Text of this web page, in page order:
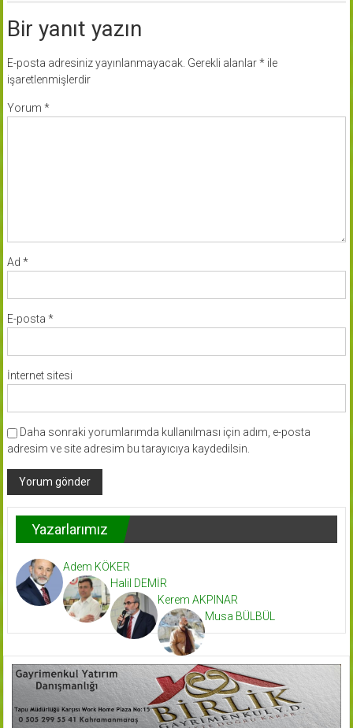
Bir yanıt yazın
E-posta adresiniz yayınlanmayacak. Gerekli alanlar*ile
işaretlenmişlerdir
Yorum *
Ad *
E-posta *
İnternet sitesi
Daha sonraki yorumlarımda kullanılması için adım, e-posta
adresim ve site adresim bu tarayıcıya kaydedilsin.
Yazarlarımız
Adem KÖKER
Halil DEMİR
Kerem AKPINAR
Musa BÜLBÜL